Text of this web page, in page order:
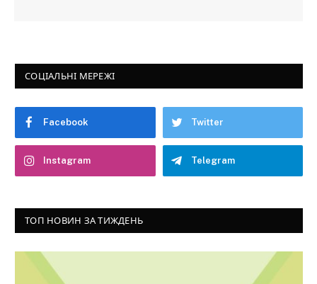
СОЦІАЛЬНІ МЕРЕЖІ
Facebook Twitter
Instagram Telegram
ТОП НОВИН ЗА ТИЖДЕНЬ